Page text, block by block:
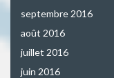
septembre 2016
août 2016
juillet 2016
juin 2016